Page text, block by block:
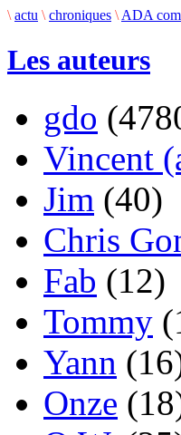
\ actu \ chroniques \ ADA
Les auteurs
gdo
Vincent
Jim (40)
Chris
Fab (12)
Tommy
Yann
Onze